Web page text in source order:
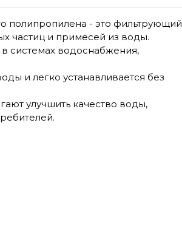
полипропилена - это фильтрующий
частиц и примесей из воды.
системах водоснабжения,
и легко устанавливается без
улучшить качество воды,